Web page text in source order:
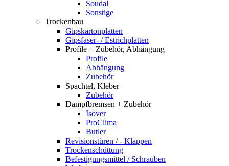
Soudal
Sonstige
Trockenbau
Gipskartonplatten
Gipsfaser- / Estrichplatten
Profile + Zubehör, Abhängung
Profile
Abhängung
Zubehör
Spachtel, Kleber
Zubehör
Dampfbremsen + Zubehör
Isover
ProClima
Butler
Revisionstüren / - Klappen
Trockenschüttung
Befestigungsmittel / Schrauben